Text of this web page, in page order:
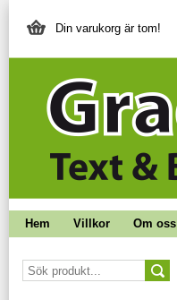
Din varukorg är tom!
Hem Villkor Om oss